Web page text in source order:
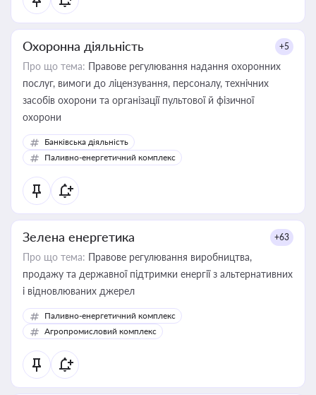
Охоронна діяльність +5
Про що тема: Правове регулювання надання охоронних
послуг, вимоги до ліцензування, персоналу, технічних
засобів охорони та організації пультової й фізичної
охорони
Банківська діяльність
Паливно-енергетичний комплекс
Зелена енергетика +63
Про що тема: Правове регулювання виробництва,
продажу та державної підтримки енергії з альтернативних
і відновлюваних джерел
Паливно-енергетичний комплекс
Агропромисловий комплекс